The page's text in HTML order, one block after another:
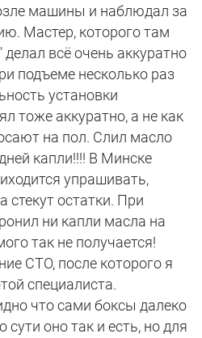
машины и наблюдал за
Мастер, которого там
всё очень аккуратно
подъеме несколько раз
установки
тоже аккуратно, а не как
на пол. Слил масло
капли!!!! В Минске
упрашивать,
остатки. При
ни капли масла на
так не получается!
СТО, после которого я
специалиста.
что сами боксы далеко
сути оно так и есть, но для